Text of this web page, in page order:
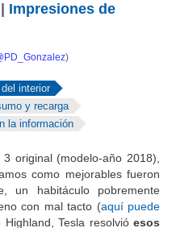
años después, sigue
Impresiones de
interior
y recarga
original (modelo-año 2018),
como mejorables fueron
un habitáculo pobremente
con mal tacto (aquí puede